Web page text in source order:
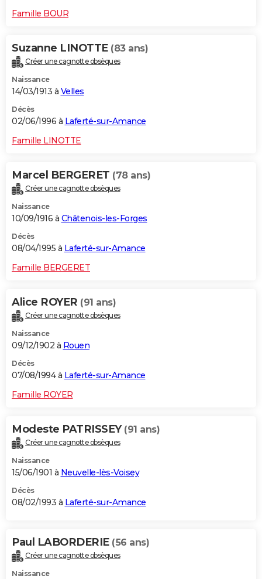
Famille BOUR
Suzanne LINOTTE (83 ans)
Créer une cagnotte obsèques
Naissance
14/03/1913 à Velles
Décès
02/06/1996 à Laferté-sur-Amance
Famille LINOTTE
Marcel BERGERET (78 ans)
Créer une cagnotte obsèques
Naissance
10/09/1916 à Châtenois-les-Forges
Décès
08/04/1995 à Laferté-sur-Amance
Famille BERGERET
Alice ROYER (91 ans)
Créer une cagnotte obsèques
Naissance
09/12/1902 à Rouen
Décès
07/08/1994 à Laferté-sur-Amance
Famille ROYER
Modeste PATRISSEY (91 ans)
Créer une cagnotte obsèques
Naissance
15/06/1901 à Neuvelle-lès-Voisey
Décès
08/02/1993 à Laferté-sur-Amance
Paul LABORDERIE (56 ans)
Créer une cagnotte obsèques
Naissance